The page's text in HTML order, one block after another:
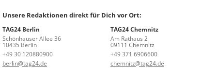
Unsere Redaktionen direkt für Dich vor Ort:
TAG24 Berlin
Schönhauser Allee 36
10435 Berlin
+49 30 120880900
berlin@tag24.de
TAG24 Chemnitz
Am Rathaus 2
09111 Chemnitz
+49 371 6906600
chemnitz@tag24.de